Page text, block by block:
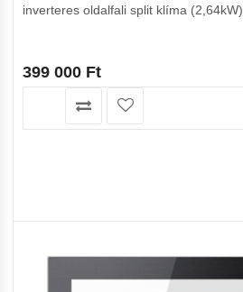
inverteres oldalfali split klíma (2,64kW)
399 000 Ft